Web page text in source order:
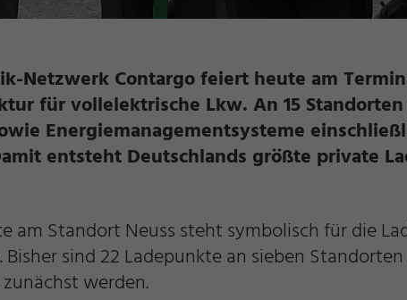
Netzwerk Contargo feiert heute am
für vollelektrische Lkw. An 15
Energiemanagementsysteme
entsteht Deutschlands größte private
am Standort Neuss steht symbolisch für die
sind 22 Ladepunkte an sieben
werden.